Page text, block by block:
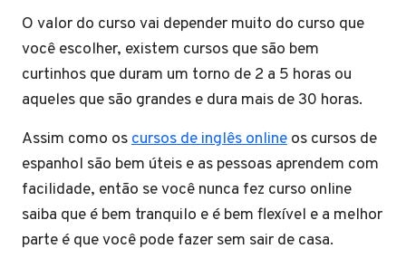
O valor do curso vai depender muito do curso que
você escolher, existem cursos que são bem
curtinhos que duram um torno de 2 a 5 horas ou
aqueles que são grandes e dura mais de 30 horas.
Assim como oscursos de inglês online os cursos de
espanhol são bem úteis e as pessoas aprendem com
facilidade, então se você nunca fez curso online
saiba que é bem tranquilo e é bem flexível e a melhor
parte é que você pode fazer sem sair de casa.